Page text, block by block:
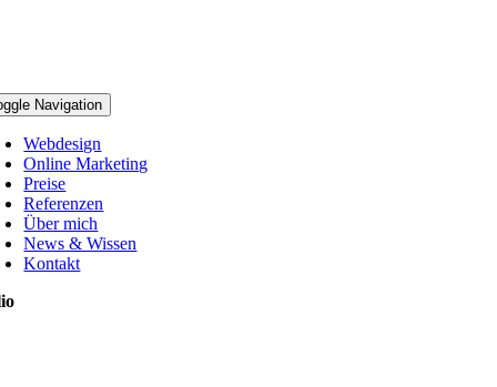
Navigation
Webdesign
Online Marketing
Preise
Referenzen
Über mich
News & Wissen
Kontakt